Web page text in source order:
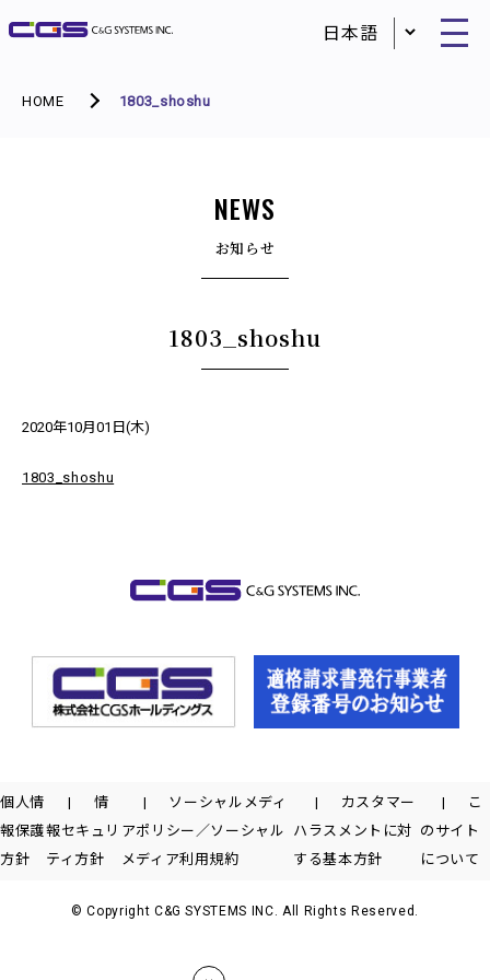
HOME 1803_shoshu
NEWS
お知らせ
1803_shoshu
2020年10月01日(木)
1803_shoshu
個人情
報保護
方針
情
報セキュリ
ティ方針
ソーシャルメディ
アポリシー／ソーシャル
メディア利用規約
カスタマー
ハラスメントに対
する基本方針
こ
のサイト
について
© Copyright C&G SYSTEMS INC. All Rights Reserved.